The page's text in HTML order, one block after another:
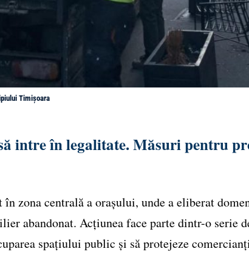
Timișoara
intre în legalitate. Măsuri pentru
zona centrală a orașului, unde a eliberat
abandonat. Acțiunea face parte dintr-o serie
spațiului public și să protejeze